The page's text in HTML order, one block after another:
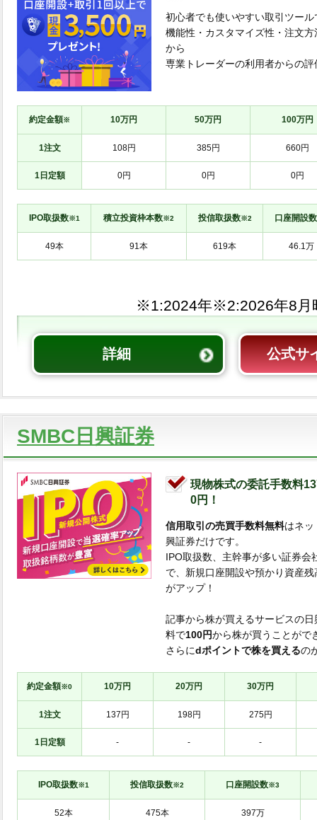
初心者でも使いやすい取引ツール
機能性・カスタマイズ性・注文
から
専業トレーダーの利用者からの
約定金額※ 10万円 50万円 100万円
1注文 108円 385円 660円
1日定額 0円 0円 0円
IPO取扱数※1 積立投資枠本数※2 投信取扱数※2 口座開設数
※1: ※2:
詳細 公式サ
SMBC日興証券
現物株式の委託手数料
0円！
信用取引の売買手数料無料はネッ
興証券だけです。
IPO取扱数、主幹事が多い証券会
で、新規口座開設や預かり資産
がアップ！
記事から株が買えるサービスの
料で100円から株が買うことがで
さらにdポイントで株を買えるの
約定金額※0 10万円 20万円 30万円
1注文 137円 198円 275円
1日定額 - - -
IPO取扱数※1 投信取扱数※2 口座開設数※3